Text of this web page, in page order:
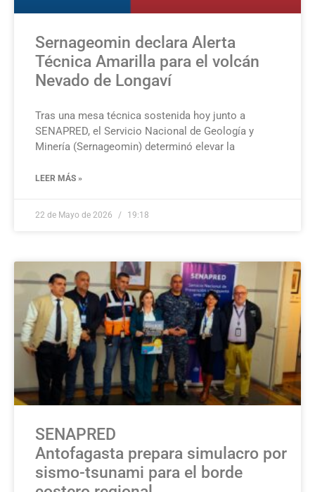
Sernageomin declara Alerta
Técnica Amarilla para el volcán
Nevado de Longaví
Tras una mesa técnica sostenida hoy junto a
SENAPRED, el Servicio Nacional de Geología y
Minería (Sernageomin) determinó elevar la
LEER MÁS »
22 de Mayo de 2026 19:18
SENAPRED
Antofagasta prepara simulacro por
sismo-tsunami para el borde